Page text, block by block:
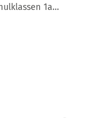
1a…
das Farbenkarussell